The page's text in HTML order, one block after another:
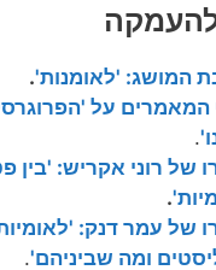
המושג: 'לאומנות'.
המאמרים על
.
של רוני אקריש: 'בין
.
של עמר דנק:
ומה שביניהם'.